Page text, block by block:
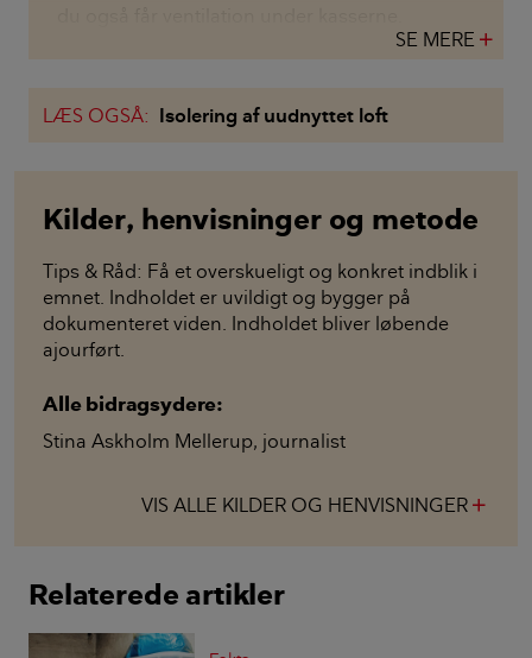
SE MERE
LÆS OGSÅ: Isolering af uudnyttet loft
Kilder, henvisninger og metode
Tips & Råd: Få et overskueligt og konkret indblik i
emnet. Indholdet er uvildigt og bygger på
dokumenteret viden. Indholdet bliver løbende
ajourført.
Alle bidragsydere:
Stina Askholm Mellerup, journalist
VIS ALLE KILDER OG HENVISNINGER
Relaterede artikler